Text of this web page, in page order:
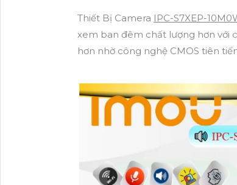
Thiết Bị Camera IPC-S7XEP-
xem ban đêm chất lượng hơn với
hơn nhờ công nghệ CMOS tiên